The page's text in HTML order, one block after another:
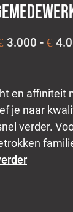
3.000 - €
en affiniteit
je naar
verder.